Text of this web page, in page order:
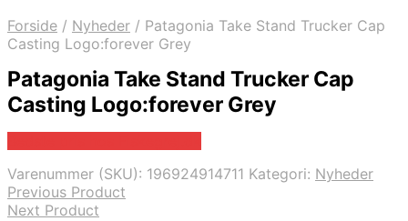
Forside / Nyheder / Patagonia Take Stand Trucker Cap
Casting Logo:forever Grey
Patagonia Take Stand Trucker Cap
Casting Logo:forever Grey
Varenummer (SKU): 196924914711 Kategori: Nyheder
Previous Product
Next Product